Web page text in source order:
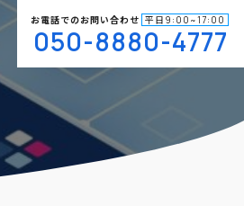
お電話でのお問い合わせ 平日9:00~17:00
050-8880-4777